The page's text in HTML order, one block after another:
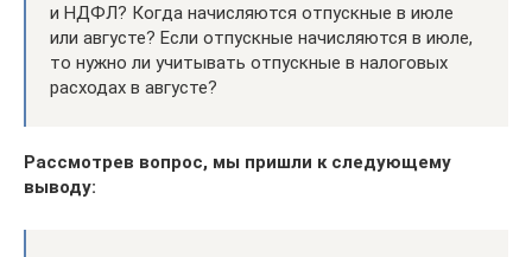
и НДФЛ? Когда начисляются отпускные в июле
или августе? Если отпускные начисляются в июле,
то нужно ли учитывать отпускные в налоговых
расходах в августе?
Рассмотрев вопрос, мы пришли к следующему
выводу: